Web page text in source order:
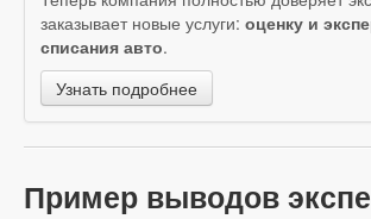
заказывает новые услуги: оценку и
списания авто.
Узнать подробнее
Пример выводов